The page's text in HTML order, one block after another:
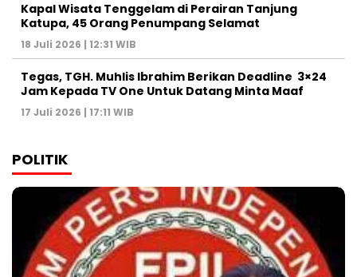
Kapal Wisata Tenggelam di Perairan Tanjung
Katupa, 45 Orang Penumpang Selamat
18 Juli 2026 | 12:31 WIB
Tegas, TGH. Muhlis Ibrahim Berikan Deadline 3×24
Jam Kepada TV One Untuk Datang Minta Maaf
17 Juli 2026 | 17:11 WIB
POLITIK